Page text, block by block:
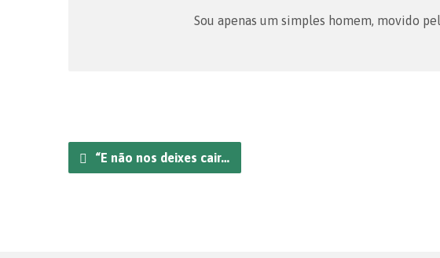
Sou apenas um simples homem, movido
“E não nos deixes cair…